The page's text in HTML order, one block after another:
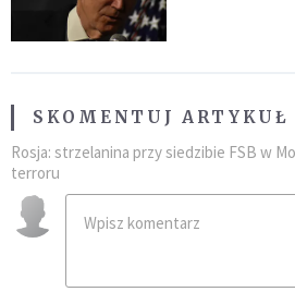
SKOMENTUJ ARTYKUŁ
Rosja: strzelanina przy siedzibie FSB w
terroru